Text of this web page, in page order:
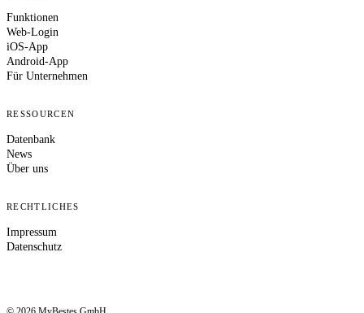
Funktionen
Web-Login
iOS-App
Android-App
Für Unternehmen
RESSOURCEN
Datenbank
News
Über uns
RECHTLICHES
Impressum
Datenschutz